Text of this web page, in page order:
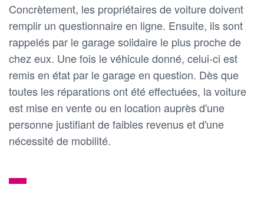
Concrètement, les propriétaires de voiture doivent
remplir un questionnaire en ligne. Ensuite, ils sont
rappelés par le garage solidaire le plus proche de
chez eux. Une fois le véhicule donné, celui-ci est
remis en état par le garage en question. Dès que
toutes les réparations ont été effectuées, la voiture
est mise en vente ou en location auprès d'une
personne justifiant de faibles revenus et d'une
nécessité de mobilité.